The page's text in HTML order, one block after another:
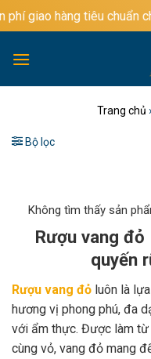
qua
dung
tiêu chuẩn cho các đơn
Trang chủ
Bộ lọc
Không tìm thấy sản
Rượu vang
quyến
Rượu vang đỏ luôn là
hương vị phong phú, đa
với ẩm thực. Được làm từ
cùng vỏ, vang đỏ mang